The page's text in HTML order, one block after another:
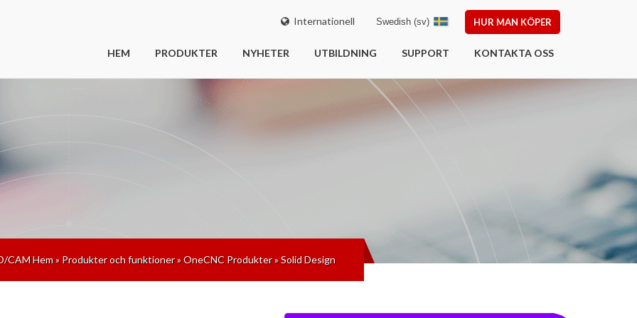
Internationell HUR MAN KÖPER
Swedish (sv)
HEM PRODUKTER NYHETER UTBILDNING SUPPORT KONTAKTA OSS
CAM Hem» Produkter och funktioner»OneCNC Produkter»Solid Design